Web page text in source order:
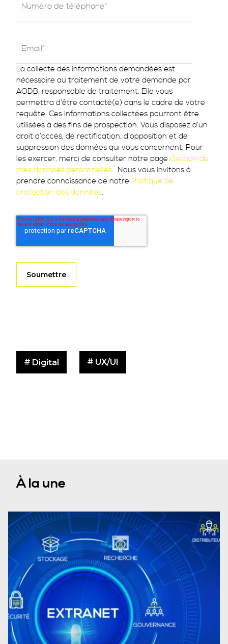
La collecte des informations demandées est
nécessaire au traitement de votre demande par
AODB, responsable de traitement. Elle vous
permettra d'être contacté(e) dans le cadre de votre
requête. Ces informations collectées pourront être
utilisées à des fins de prospection. Vous disposez d’un
droit d’accès, de rectification, d’opposition et de
suppression des données qui vous concernent. Pour
les exercer, merci de consulter notre page Gestion de
mes données personnelles. Nous vous invitons à
prendre connaissance de notre Politique de
protection des données.
Digital UX/UI
À la une